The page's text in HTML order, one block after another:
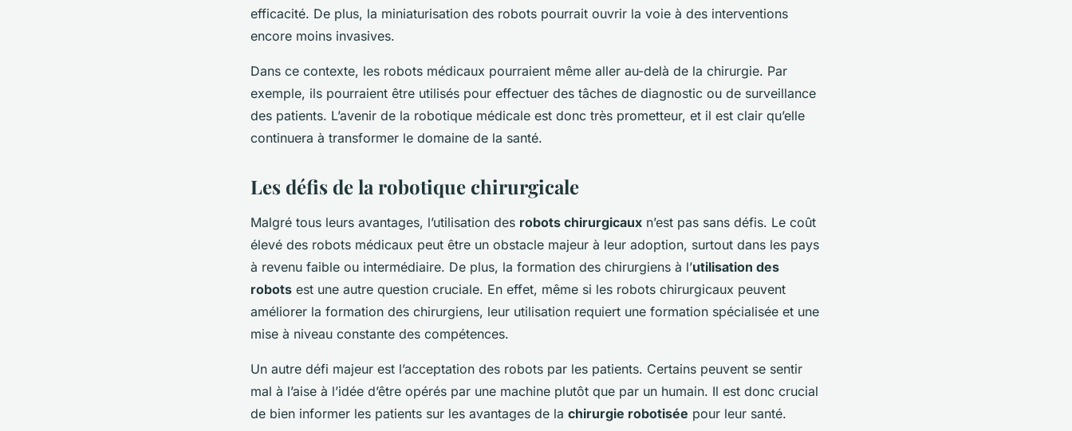
efficacité. De plus, la miniaturisation des robots pourrait ouvrir la voie à des interventions
encore moins invasives.
Dans ce contexte, les robots médicaux pourraient même aller au-delà de la chirurgie. Par
exemple, ils pourraient être utilisés pour effectuer des tâches de diagnostic ou de surveillance
des patients. L’avenir de la robotique médicale est donc très prometteur, et il est clair qu’elle
continuera à transformer le domaine de la santé.
Les défis de la robotique chirurgicale
Malgré tous leurs avantages, l’utilisation des robots chirurgicaux n’est pas sans défis. Le coût
élevé des robots médicaux peut être un obstacle majeur à leur adoption, surtout dans les pays
à revenu faible ou intermédiaire. De plus, la formation des chirurgiens à l’utilisation des
robots est une autre question cruciale. En effet, même si les robots chirurgicaux peuvent
améliorer la formation des chirurgiens, leur utilisation requiert une formation spécialisée et une
mise à niveau constante des compétences.
Un autre défi majeur est l’acceptation des robots par les patients. Certains peuvent se sentir
mal à l’aise à l’idée d’être opérés par une machine plutôt que par un humain. Il est donc crucial
de bien informer les patients sur les avantages de la chirurgie robotisée pour leur santé.